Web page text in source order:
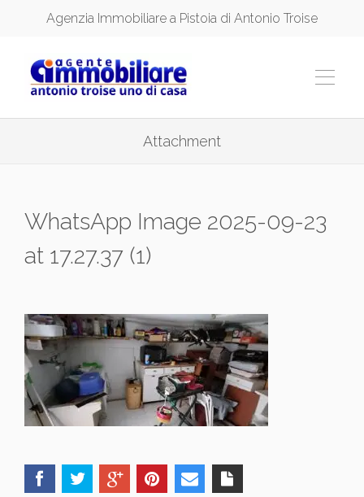
Agenzia Immobiliare a Pistoia di Antonio Troise
Attachment
WhatsApp Image 2025-09-23
at 17.27.37 (1)